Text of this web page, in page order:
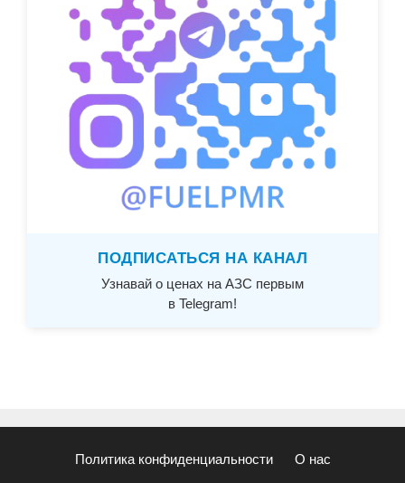
ПОДПИСАТЬСЯ НА КАНАЛ
Узнавай о ценах на АЗС первым
в Telegram!
Политика конфиденциальности О нас